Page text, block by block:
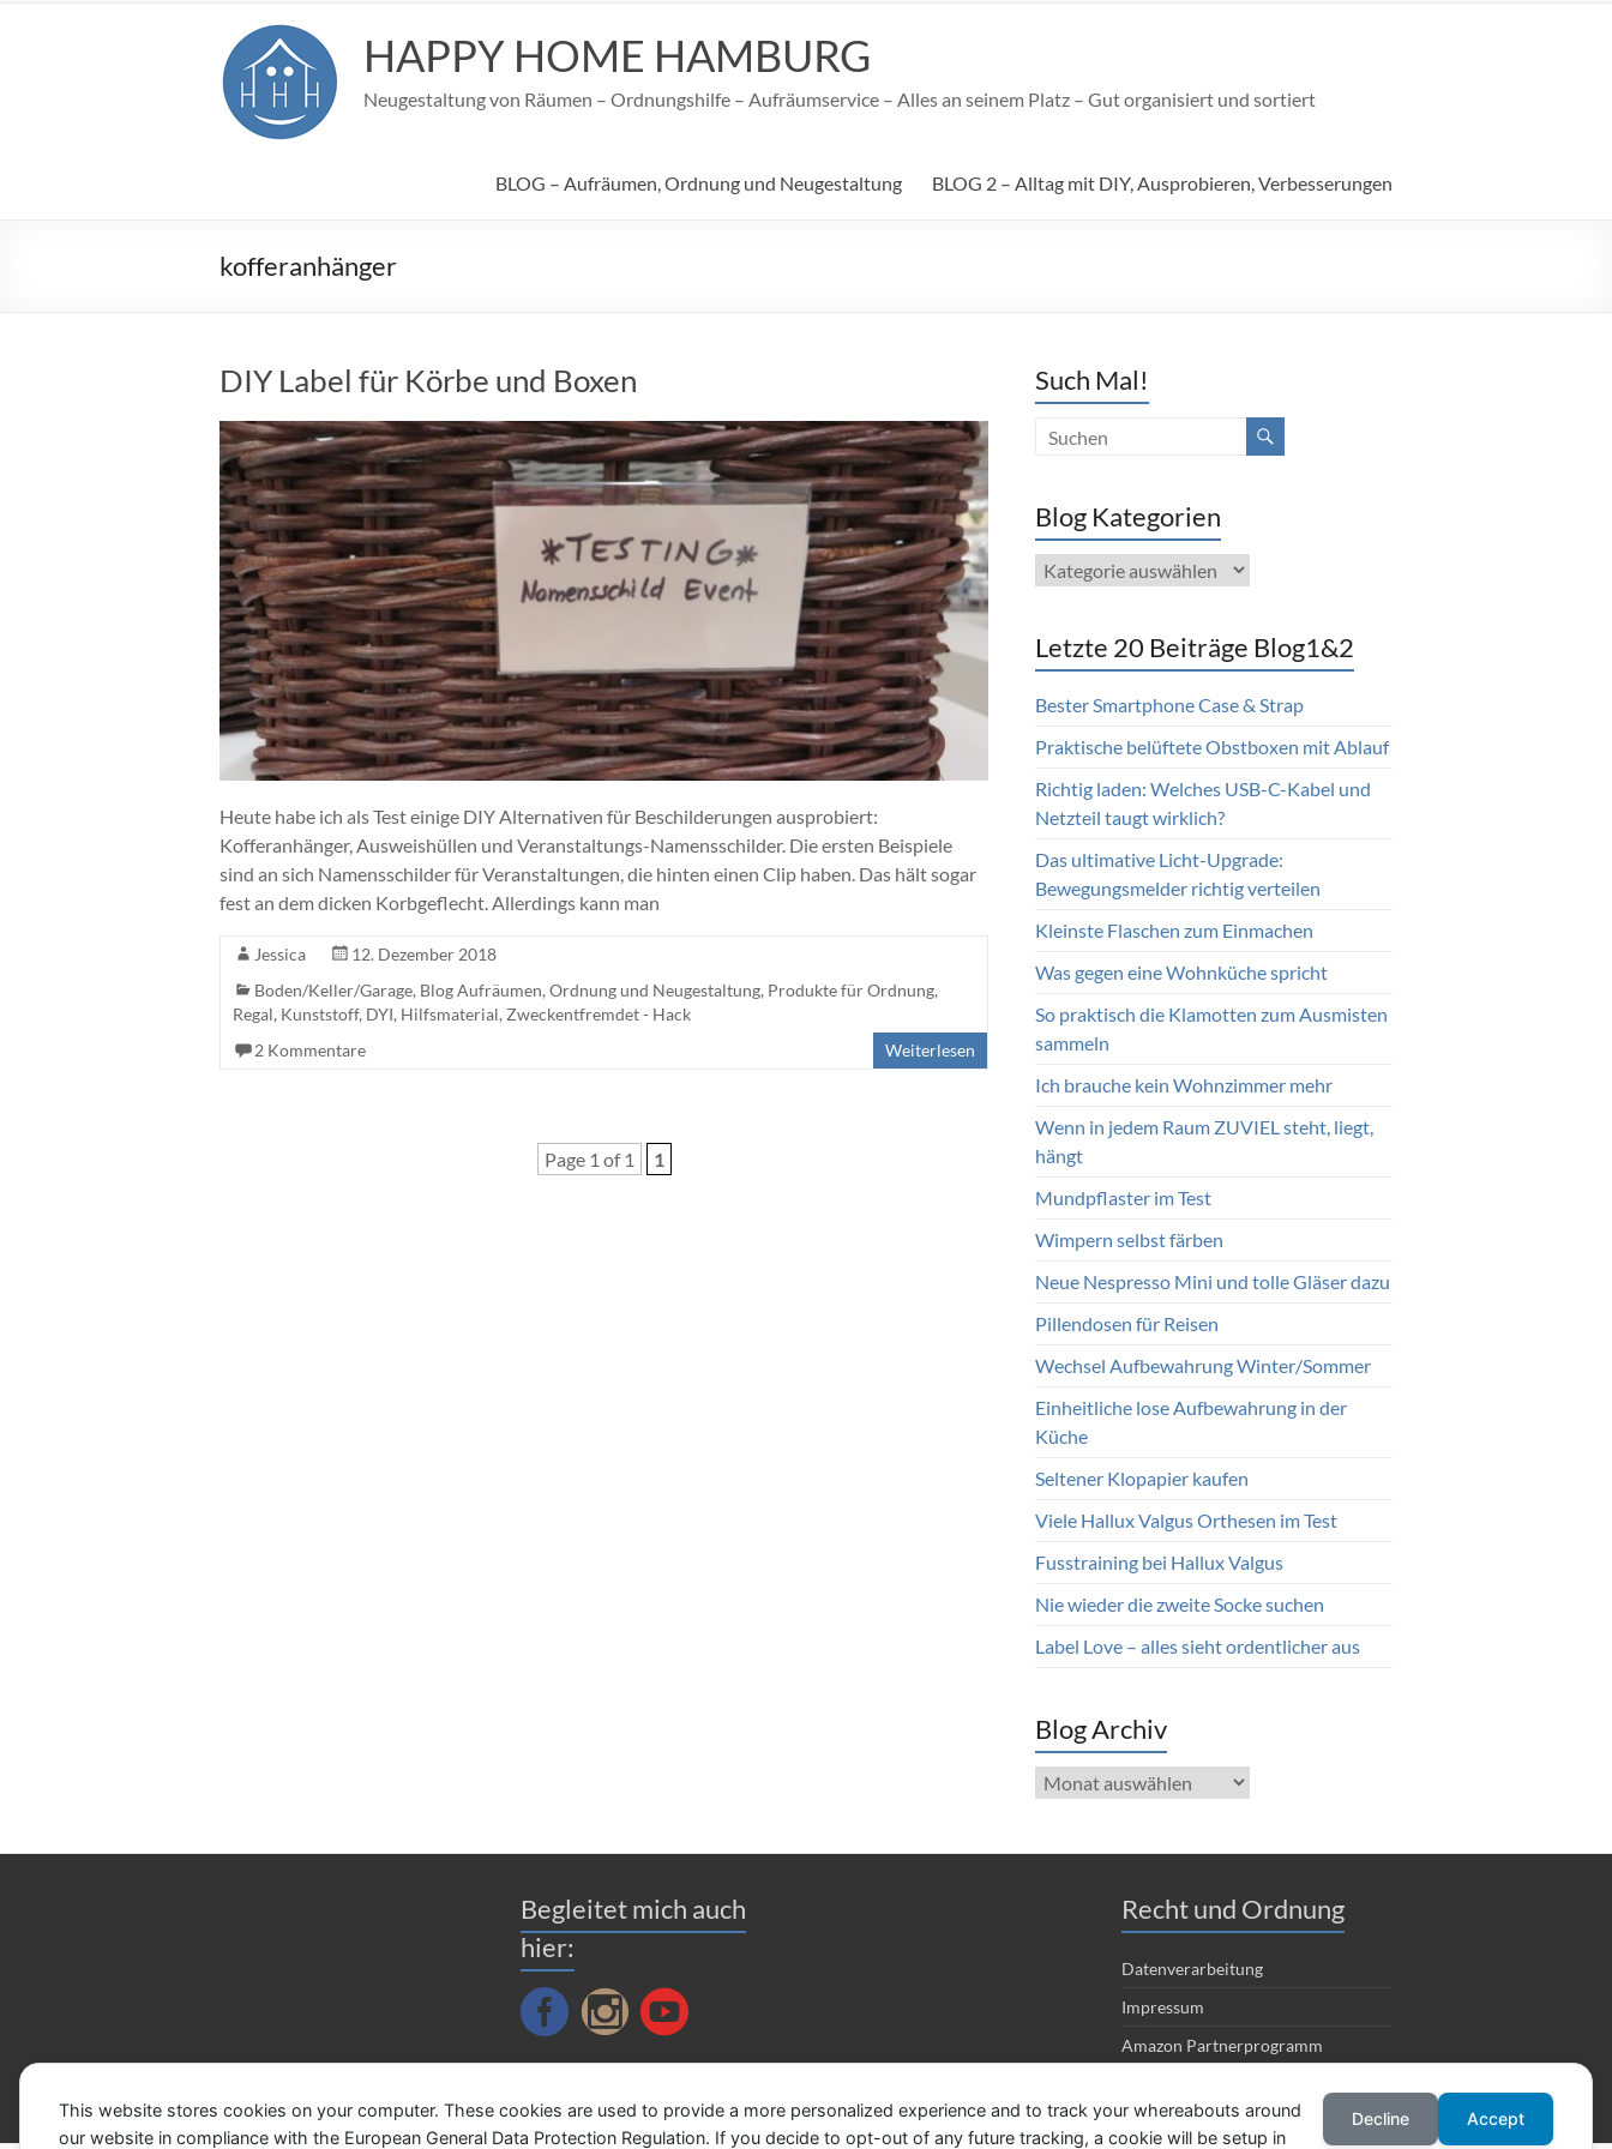
HAPPY HOME HAMBURG
Neugestaltung von Räumen – Ordnungshilfe – Aufräumservice – Alles an seinem Platz – Gut organisiert und sortiert
BLOG – Aufräumen, Ordnung und Neugestaltung BLOG 2 – Alltag mit DIY, Ausprobieren, Verbesserungen
kofferanhänger
DIY Label für Körbe und Boxen
Heute habe ich als Test einige DIY Alternativen für Beschilderungen ausprobiert:
Kofferanhänger, Ausweishüllen und Veranstaltungs-Namensschilder. Die ersten Beispiele
sind an sich Namensschilder für Veranstaltungen, die hinten einen Clip haben. Das hält sogar
fest an dem dicken Korbgeflecht. Allerdings kann man
Jessica
12. Dezember 2018
Boden/Keller/Garage, Blog Aufräumen, Ordnung und Neugestaltung, Produkte für Ordnung,
Regal, Kunststoff, DYI, Hilfsmaterial, Zweckentfremdet - Hack
2 Kommentare
Weiterlesen
Page 1 of 1 1
Such Mal!
Blog Kategorien
Blog
Kategorien
Letzte 20 Beiträge Blog1&2
Bester Smartphone Case & Strap
Praktische belüftete Obstboxen mit Ablauf
Richtig laden: Welches USB-C-Kabel und
Netzteil taugt wirklich?
Das ultimative Licht-Upgrade:
Bewegungsmelder richtig verteilen
Kleinste Flaschen zum Einmachen
Was gegen eine Wohnküche spricht
So praktisch die Klamotten zum Ausmisten
sammeln
Ich brauche kein Wohnzimmer mehr
Wenn in jedem Raum ZUVIEL steht, liegt,
hängt
Mundpflaster im Test
Wimpern selbst färben
Neue Nespresso Mini und tolle Gläser dazu
Pillendosen für Reisen
Wechsel Aufbewahrung Winter/Sommer
Einheitliche lose Aufbewahrung in der
Küche
Seltener Klopapier kaufen
Viele Hallux Valgus Orthesen im Test
Fusstraining bei Hallux Valgus
Nie wieder die zweite Socke suchen
Label Love – alles sieht ordentlicher aus
Blog Archiv
Blog
Archiv
Begleitet mich auch
hier:
Recht und Ordnung
Datenverarbeitung
Impressum
Amazon Partnerprogramm
This website stores cookies on your computer. These cookies are used to provide a more personalized experience and to track your whereabouts around
our website in compliance with the European General Data Protection Regulation. If you decide to opt-out of any future tracking, a cookie will be setup in
Decline Accept